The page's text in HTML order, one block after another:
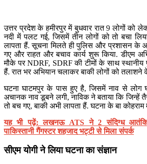
उत्तर प्रदेश के हमीरपुर में बुधवार रात 9 लोगों को
नदी में पलट गई, जिसमें तीन लोगों को तो बचा
लापता हैं. सूचना मिलते ही पुलिस और प्रशासन के
गए और राहत और बचाव कार्य शुरू किया. डीएम
मौके पर NDRF, SDRF की टीमों के साथ स्थानीय
हैं. रात भर अभियान चलाकर बाकी लोगों को तलाशने
घटना घाटमपुर के पास हुए है, जिसमें नाव से लोग
अचानक नाव डूबने लगी, नाविक ने बताया कि जिन्हें
तो बच गए, बाकी अभी लापता हैं. घटना के बा
यह भी पढ़ें: लखनऊ ATS ने 2 संदिग्ध
पाकिस्तानी गैंगस्टर शहजाद भट्टी से मिला संपर्क
सीएम योगी ने लिया घटना का संज्ञान